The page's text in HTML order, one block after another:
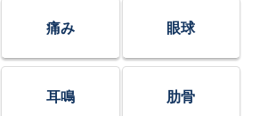
痛み 眼球
耳鳴 肋骨